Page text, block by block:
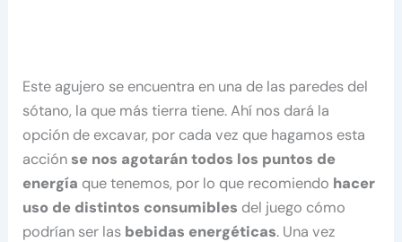
Este agujero se encuentra en una de las paredes del
sótano, la que más tierra tiene. Ahí nos dará la
opción de excavar, por cada vez que hagamos esta
acciónse nos agotarán todos los puntos de
energía que tenemos, por lo que recomiendo hacer
uso de distintos consumibles del juego cómo
podrían ser las bebidas energéticas. Una vez